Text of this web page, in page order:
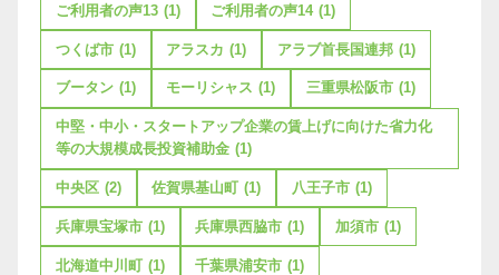
ご利用者の声13 (1) ご利用者の声14 (1)
つくば市 (1) アラスカ (1) アラブ首長国連邦 (1)
ブータン (1) モーリシャス (1) 三重県松阪市 (1)
中堅・中小・スタートアップ企業の賃上げに向けた省力化
等の大規模成長投資補助金 (1)
中央区 (2) 佐賀県基山町 (1) 八王子市 (1)
兵庫県宝塚市 (1) 兵庫県西脇市 (1) 加須市 (1)
北海道中川町 (1) 千葉県浦安市 (1)